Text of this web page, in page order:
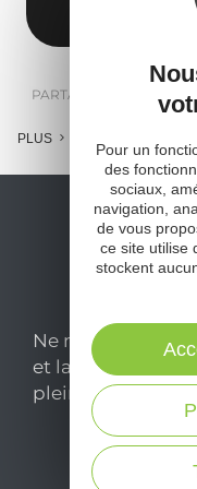
PARTAGER : E-
PLUS
Ne manquez
et laissez-vous
pleinement de
Je
Pour un
des
sociaux,
navigation,
de vous
ce site utilise
stockent